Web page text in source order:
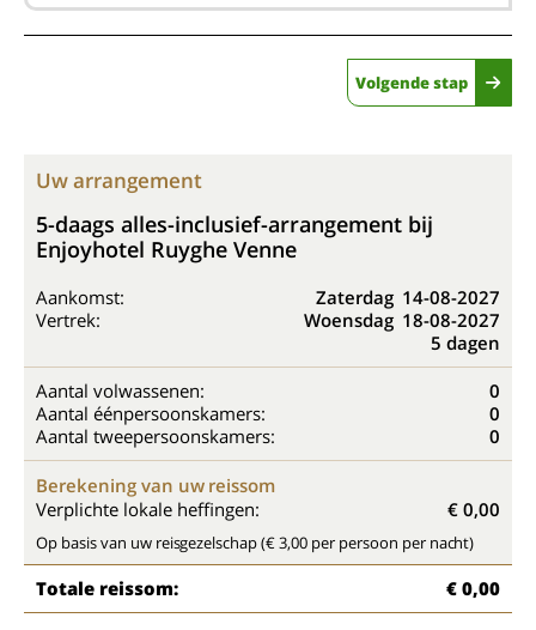
Volgende stap
Uw arrangement
5-daags alles-inclusief-arrangement bij
Enjoyhotel Ruyghe Venne
Aankomst: Zaterdag 14-08-2027
Vertrek:
Woensdag 18-08-2027
5 dagen
Aantal volwassenen:
0
Aantal éénpersoonskamers:
0
Aantal tweepersoonskamers:
0
Berekening van uw reissom
Verplichte lokale heffingen:
€ 0,00
Op basis van uw reisgezelschap (€ 3,00 per persoon per nacht)
Totale reissom: € 0,00